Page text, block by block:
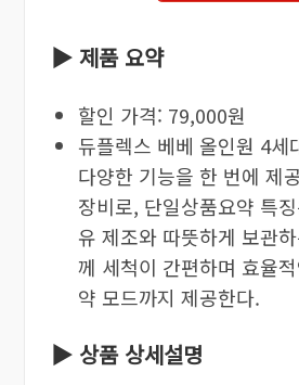
▶ 제품 요약
할인 가격: 79,000원
듀플렉스 베베 올인원 4세
다양한 기능을 한 번에 제
장비로, 단일상품요약 특
유 제조와 따뜻하게 보관
께 세척이 간편하며 효율
약 모드까지 제공한다.
▶ 상품 상세설명